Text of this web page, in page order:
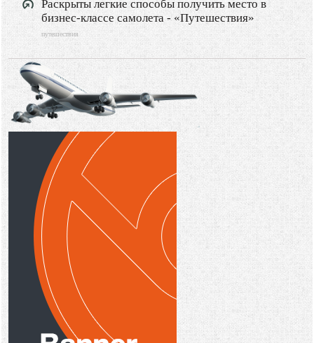
Раскрыты легкие способы получить место в
бизнес-классе самолета - «Путешествия»
путешествия